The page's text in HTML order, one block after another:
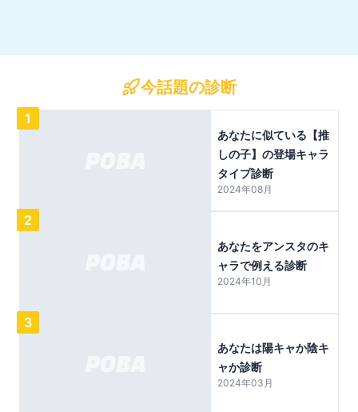
今話題の診断
1
あなたに似ている【推
しの子】の登場キャラ
タイプ診断
2024年08月
2
あなたをアンスタのキ
ャラで例える診断
2024年10月
3
あなたは陽キャか陰キ
ャか診断
2024年03月